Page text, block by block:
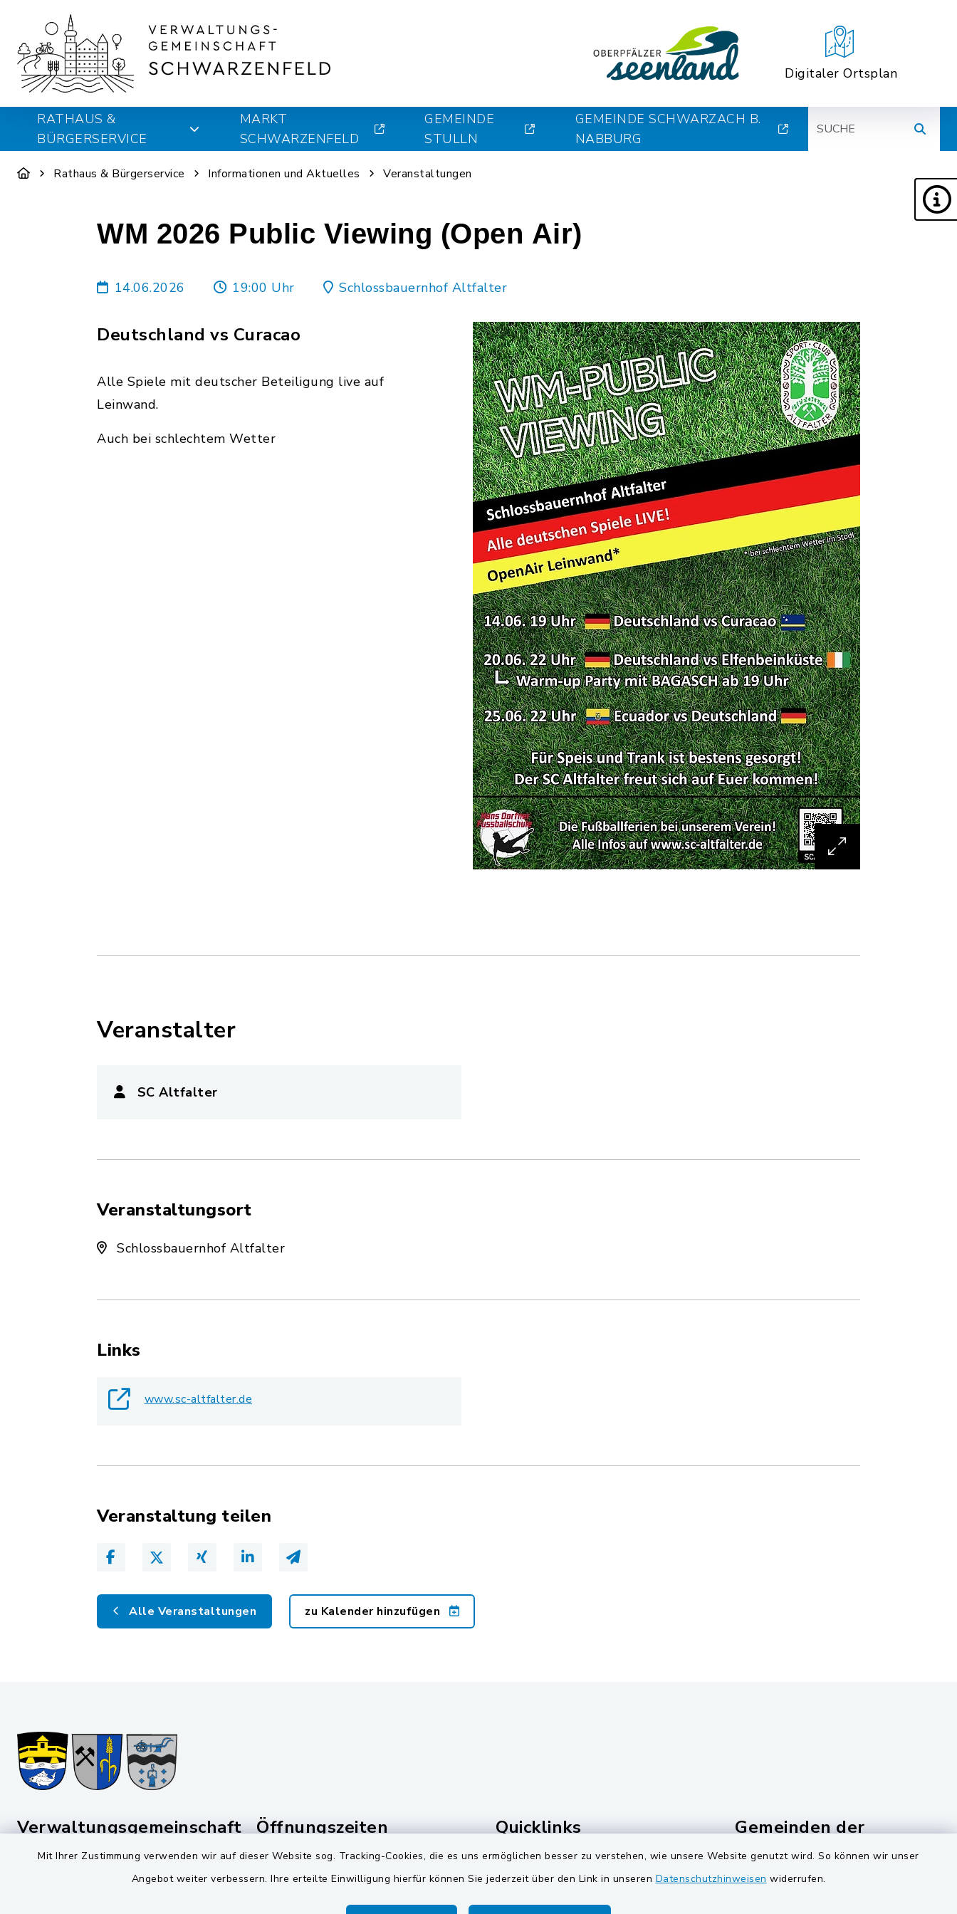
Mit Ihrer Zustimmung verwenden wir auf dieser Website sog. Tracking-Cookies, die es uns ermöglichen besser zu verstehen, wie unsere Website genutzt wird. So können wir unser
Angebot weiter verbessern. Ihre erteilte Einwilligung hierfür können Sie jederzeit über den Link in unseren Datenschutzhinweisen widerrufen.
Digitaler Ortsplan
RATHAUS &
BÜRGERSERVICE
MARKT
SCHWARZENFELD
GEMEINDE
STULLN
GEMEINDE SCHWARZACH B.
NABBURG
Rathaus & Bürgerservice Informationen und Aktuelles Veranstaltungen
WM 2026 Public Viewing (Open Air)
14.06.2026 19:00 Uhr Schlossbauernhof Altfalter
Deutschland vs Curacao
Alle Spiele mit deutscher Beteiligung live auf
Leinwand.
Auch bei schlechtem Wetter
Veranstalter
SC Altfalter
Veranstaltungsort
Schlossbauernhof Altfalter
Links
www.sc-altfalter.de
Veranstaltung teilen
Alle Veranstaltungen zu Kalender hinzufügen
Verwaltungsgemeinschaft Öffnungszeiten
Montag bis Freitag:
08:00-12:00 Uhr
Quicklinks
Landkreis Schwandorf
Gruppe
Gemeinden der
Gemeinde Schwarzach bei Nabburg